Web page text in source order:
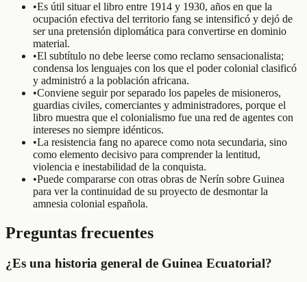
•Es útil situar el libro entre 1914 y 1930, años en que la
ocupación efectiva del territorio fang se intensificó y dejó de
ser una pretensión diplomática para convertirse en dominio
material.
•El subtítulo no debe leerse como reclamo sensacionalista;
condensa los lenguajes con los que el poder colonial clasificó
y administró a la población africana.
•Conviene seguir por separado los papeles de misioneros,
guardias civiles, comerciantes y administradores, porque el
libro muestra que el colonialismo fue una red de agentes con
intereses no siempre idénticos.
•La resistencia fang no aparece como nota secundaria, sino
como elemento decisivo para comprender la lentitud,
violencia e inestabilidad de la conquista.
•Puede compararse con otras obras de Nerín sobre Guinea
para ver la continuidad de su proyecto de desmontar la
amnesia colonial española.
Preguntas frecuentes
¿Es una historia general de Guinea Ecuatorial?